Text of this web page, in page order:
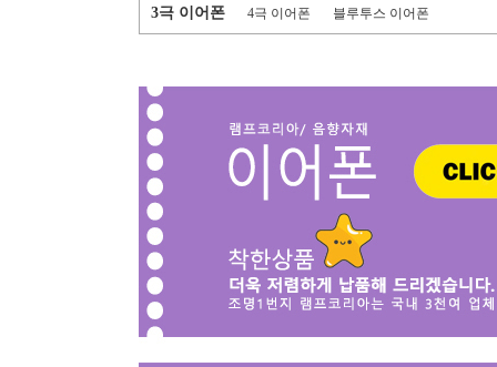
3극 이어폰 4극 이어폰 블루투스 이어폰